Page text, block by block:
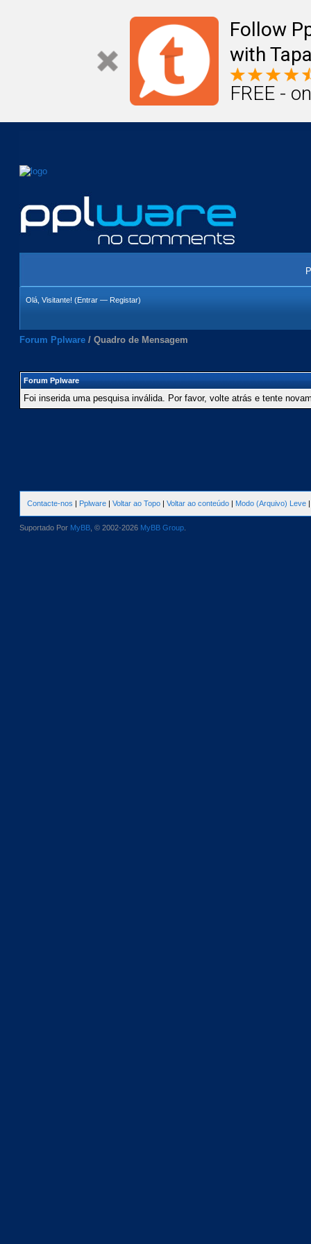
Follow
with
FREE -
Olá, Visitante! (Entrar — Registar)
Forum Pplware / Quadro de Mensagem
Forum Pplware
Foi inserida uma pesquisa inválida. Por favor, volte atrás e tente
Contacte-nos | Pplware | Voltar ao Topo | Voltar ao conteúdo | Modo (Arquivo) Leve
Suportado Por MyBB , © 2002-2026 MyBB Group